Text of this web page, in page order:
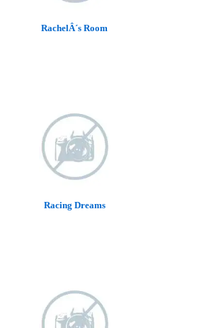
RachelÂ´s Room
Racing Dreams